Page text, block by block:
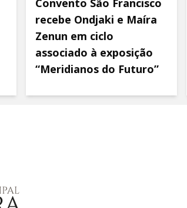
recebe Ondjaki e Maíra
Zenun em ciclo
associado à exposição
“Meridianos do Futuro”